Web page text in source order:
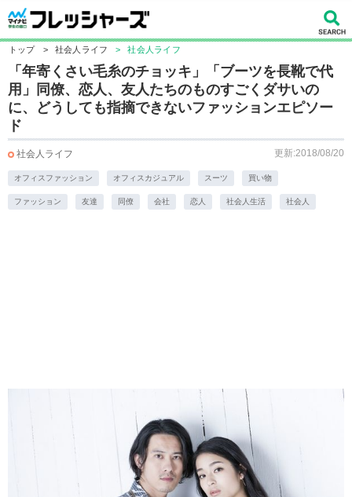
トップ > 社会人ライフ > 社会人ライフ
「年寄くさい毛糸のチョッキ」「ブーツを長靴で代
用」同僚、恋人、友人たちのものすごくダサいの
に、どうしても指摘できないファッションエピソー
ド
社会人ライフ 更新:2018/08/20
オフィスファッション オフィスカジュアル スーツ 買い物
ファッション 友達 同僚 会社 恋人 社会人生活 社会人